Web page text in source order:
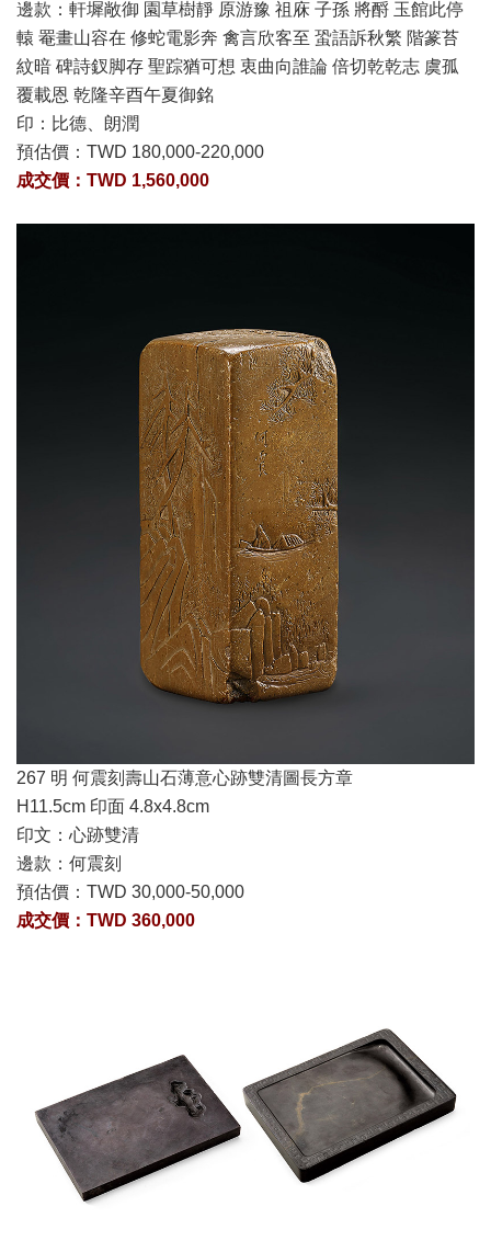
邊款：軒墀敞御 園草樹靜 原游豫 祖庥 子孫 將酹 玉館此停
轅 罨畫山容在 修蛇電影奔 禽言欣客至 蛩語訴秋繁 階篆苔
紋暗 碑詩釵脚存 聖踪猶可想 衷曲向誰論 倍切乾乾志 虞孤
覆載恩 乾隆辛酉午夏御銘
印：比德、朗潤
預估價： TWD 180,000-220,000
成交價：TWD 1,560,000
267 明 何震刻壽山石薄意心跡雙清圖長方章
H11.5cm 印面 4.8x4.8cm
印文：心跡雙清
邊款：何震刻
預估價： TWD 30,000-50,000
成交價：TWD 360,000